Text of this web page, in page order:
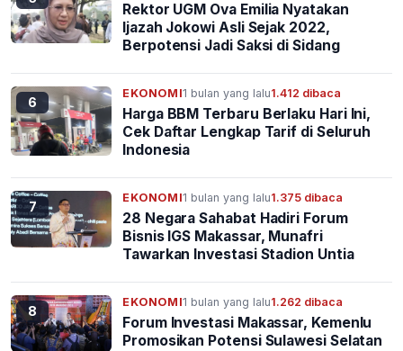
Rektor UGM Ova Emilia Nyatakan
Ijazah Jokowi Asli Sejak 2022,
Berpotensi Jadi Saksi di Sidang
6
EKONOMI1 bulan yang lalu1.412 dibaca
Harga BBM Terbaru Berlaku Hari Ini,
Cek Daftar Lengkap Tarif di Seluruh
Indonesia
7
EKONOMI1 bulan yang lalu1.375 dibaca
28 Negara Sahabat Hadiri Forum
Bisnis IGS Makassar, Munafri
Tawarkan Investasi Stadion Untia
8
EKONOMI1 bulan yang lalu1.262 dibaca
Forum Investasi Makassar, Kemenlu
Promosikan Potensi Sulawesi Selatan